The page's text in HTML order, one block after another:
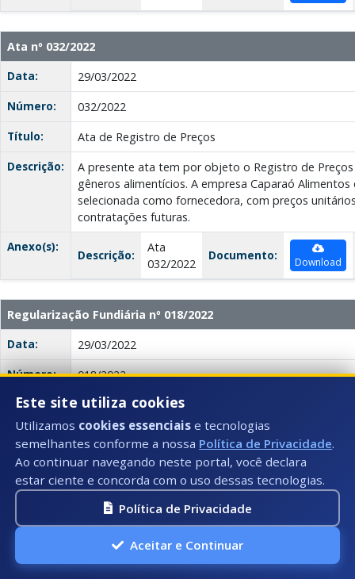
Ata nº 032/2022
Data:
29/03/2022
Número:
032/2022
Título:
Ata de Registro de Preços
Descrição:
A presente ata tem por objeto o Registro de
gêneros alimentícios. A empresa Caparaó
selecionada como fornecedora, com preços
contratações futuras.
Anexo(s):
Descrição:
Ata
032/2022
Documento: Download
Regularização Fundiária nº 018/2022
Data:
29/03/2022
Número:
018/2022
Título:
REGULARIZAÇÃO FUNDIÁRIA
Descrição:
Este edital trata da regularização fundiária urbana
requerentes Fabianno Sanches Bonzi, Eunice dos
O processo tramita na Prefeitura Municipal de Iúna
regulamentar a propriedade dos imóveis
cidade.
Anexo(s):
Descrição:
Fund.
018/2022
Documento: Download
Este site utiliza cookies
Utilizamos cookies essenciais e tecnologias
semelhantes conforme a nossa Política de Privacidade.
Ao continuar navegando neste portal, você declara
estar ciente e concorda com o uso dessas tecnologias.
Política de Privacidade
Aceitar e Continuar